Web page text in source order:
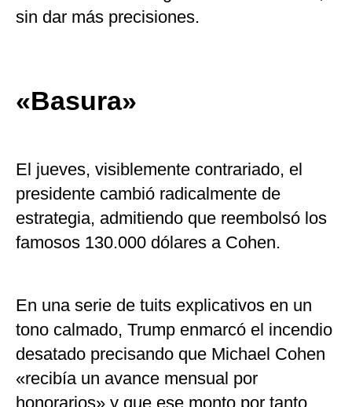
sin dar más precisiones.
«Basura»
El jueves, visiblemente contrariado, el
presidente cambió radicalmente de
estrategia, admitiendo que reembolsó los
famosos 130.000 dólares a Cohen.
En una serie de tuits explicativos en un
tono calmado, Trump enmarcó el incendio
desatado precisando que Michael Cohen
«recibía un avance mensual por
honorarios» y que ese monto por tanto